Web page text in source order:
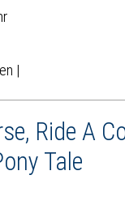
|
Ride A
Tale